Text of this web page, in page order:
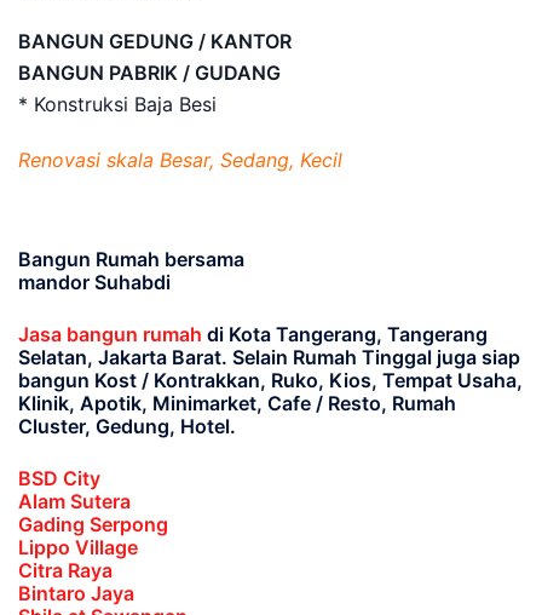
BANGUN GEDUNG / KANTOR
BANGUN PABRIK / GUDANG
* Konstruksi Baja Besi
Renovasi skala Besar, Sedang, Kecil
Bangun Rumah bersama
mandor Suhabdi
Jasa bangun rumah di Kota Tangerang, Tangerang
Selatan, Jakarta Barat. Selain Rumah Tinggal juga siap
bangun Kost / Kontrakkan, Ruko, Kios, Tempat Usaha,
Klinik, Apotik, Minimarket, Cafe / Resto, Rumah
Cluster, Gedung, Hotel.
BSD City
Alam Sutera
Gading Serpong
Lippo Village
Citra Raya
Bintaro Jaya